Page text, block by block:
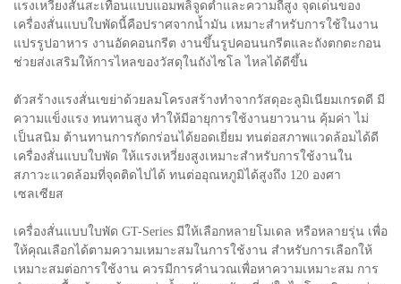
แรงเหวี่ยงสั่นสะเทือนแบบแอมพลิจูดต่ำและความถี่สูง จุดเด่นของ
เครื่องสั่นแบบใบพัดนี้คือปราศจากน้ำมัน เหมาะสำหรับการใช้ในงาน
แปรรูปอาหาร งานอัดคอนกรีต งานขึ้นรูปคอนนกรีตและถังตกตะกอน
ช่วยส่งเสริมให้การไหลของวัสดุในถังไซโล ไหลได้ดีขึ้น
ตัวสร้างแรงสั่นเขย่าด้วยลมโครงสร้างทำจากวัสดุอะลูมิเนียมเกรดดี มี
ความแข็งแรง ทนทานสูง ทำให้มีอายุการใช้งานยาวนาน คุ้มค่า ไม่
เป็นสนิม ต้านทานการกัดกร่อนได้ยอดเยี่ยม ทนต่อสภาพแวดล้อมได้ดี
เครื่องสั่นแบบใบพัด ให้แรงเหวี่ยงสูงเหมาะสำหรับการใช้งานใน
สภาวะแวดล้อมที่จุดติดไปได้ ทนต่ออุณหภูมิได้สูงถึง 120 องศา
เซลเซียส
เครื่องสั่นแบบใบพัด GT-Series มีให้เลือกหลายโมเดล หรือหลายรุ่น เพื่อ
ให้คุณเลือกได้ตามความเหมาะสมในการใช้งาน สำหรับการเลือกให้
เหมาะสมต่อการใช้งาน ควรมีการคำนวณเพื่อหาความเหมาะสม การ